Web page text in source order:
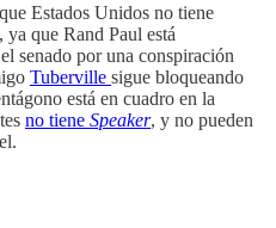
Estados Unidos no tiene
que Rand Paul está
senado por una conspiración
Tuberville sigue bloqueando
está en cuadro en la
no tiene Speaker, y no pueden